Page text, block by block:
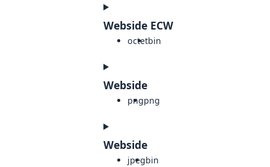
Webside ECW
octetbin
Webside
pngpng
Webside
jpegbin